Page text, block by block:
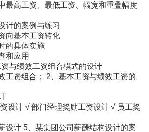
最高工资、最低工资、幅宽和重叠幅度
计的案例与练习
向基本工资转化
的具体实施
和应用
与绩效工资组合模式的设计
工资组合； 2、基本工资与绩效工资的
设计 √ 部门经理奖励工资设计 √ 员工奖
设计 5、某集团公司薪酬结构设计的案